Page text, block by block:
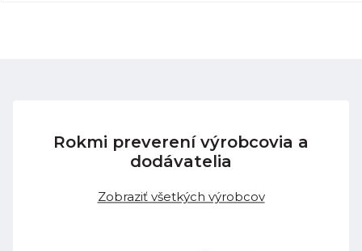
Rokmi preverení výrobcovia a
dodávatelia
Zobraziť všetkých výrobcov